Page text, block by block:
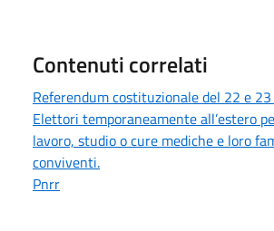
Contenuti correlati
Referendum costituzionale del 22 e
Elettori temporaneamente all’estero
lavoro, studio o cure mediche e loro
conviventi.
Pnrr